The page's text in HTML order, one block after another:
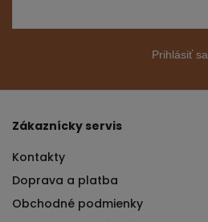
Prihlásiť sa
Zákaznícky servis
Kontakty
Doprava a platba
Obchodné podmienky